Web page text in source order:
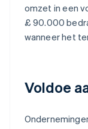
omzet in een
£ 90.000
wanneer het
Voldoe